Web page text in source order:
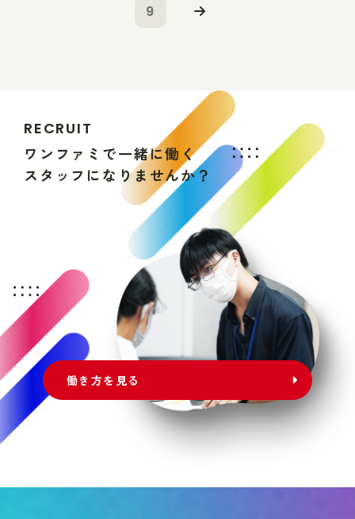
9
RECRUIT
ワ ン フ ァ ミ で一緒に働 く
ス タ ッ フ にな りま せんか？
働き方を見る